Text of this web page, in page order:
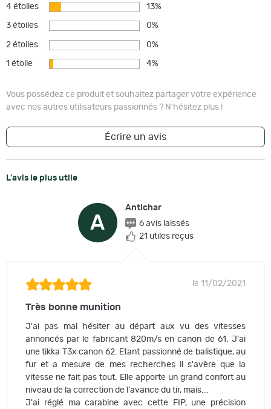
4 étoiles 13%
3 étoiles 0%
2 étoiles 0%
1 étoile 4%
Vous possédez ce produit et souhaitez partager votre expérience
avec nos autres utilisateurs passionnés ? N'hésitez plus !
Écrire un avis
L'avis le plus utile
A
Antichar
6 avis laissés
21 utiles reçus
le 11/02/2021
Très bonne munition
J'ai pas mal hésiter au départ aux vu des vitesses
annoncés par le fabricant 820m/s en canon de 61. J'ai
une tikka T3x canon 62. Etant passionné de balistique, au
fur et a mesure de mes recherches il s'avère que la
vitesse ne fait pas tout. Elle apporte un grand confort au
niveau de la correction de l'avance du tir, mais...
J'ai réglé ma carabine avec cette FIP, une précision